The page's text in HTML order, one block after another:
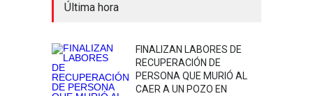
Última hora
FINALIZAN LABORES DE
RECUPERACIÓN DE
PERSONA QUE MURIÓ AL
CAER A UN POZO EN